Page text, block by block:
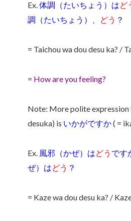
Ex. 体調（たいちょう）はど
調（たいちょう）、
どう ？
= Taichou wa dou desu ka? /
= How are you feeling?
Note: More polite
desuka) is いかがですか( =
Ex. 風邪（かぜ）はどう です
ぜ）はどう ？
= Kaze wa dou desu ka? /